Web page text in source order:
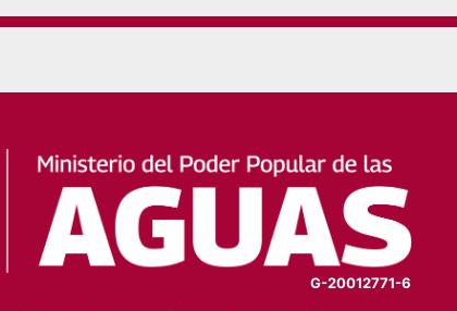
G-20012771-6